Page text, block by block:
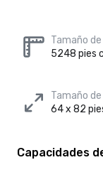
Tamaño de
5248 pies
Tamaño de
64 x 82
Capacidades